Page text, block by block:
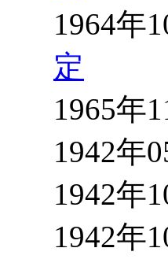
1964年
定
1965年
1942年
1942年
1942年